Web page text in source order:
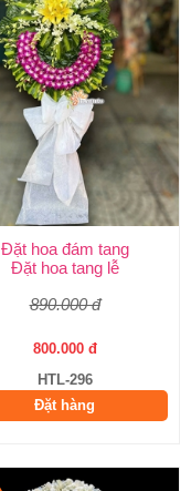
Đặt hoa đám tang
Đặt hoa tang lễ
890.000 đ
800.000 đ
HTL-296
Đặt hàng